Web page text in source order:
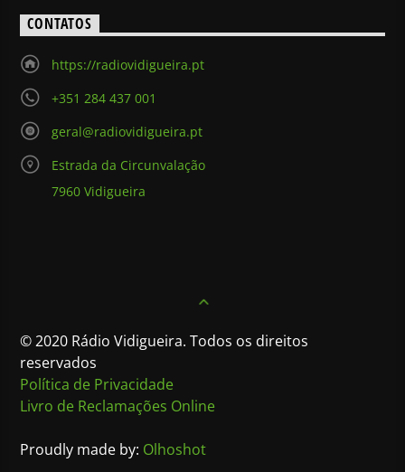
CONTATOS
https://radiovidigueira.pt
+351 284 437 001
geral@radiovidigueira.pt
Estrada da Circunvalação
7960 Vidigueira
© 2020 Rádio Vidigueira. Todos os direitos
reservados
Política de Privacidade
Livro de Reclamações Online
Proudly made by: Olhoshot